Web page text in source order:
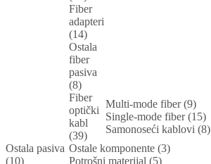
Fiber
adapteri
(14)
Ostala
fiber
pasiva
(8)
Fiber
optički
kabl
(39)
Multi-mode fiber (9)
Single-mode fiber (15)
Samonoseći kablovi (8)
Ostala pasiva
(10)
Ostale komponente (3)
Potrošni materijal (5)